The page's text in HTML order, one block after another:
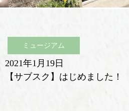
ミュージアム
2021年1月19日
【サブスク】はじめました！